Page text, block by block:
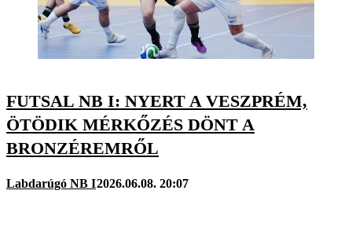
FUTSAL NB I: NYERT A VESZPRÉM,
ÖTÖDIK MÉRKŐZÉS DÖNT A
BRONZÉREMRŐL
Labdarúgó NB I2026.06.08. 20:07